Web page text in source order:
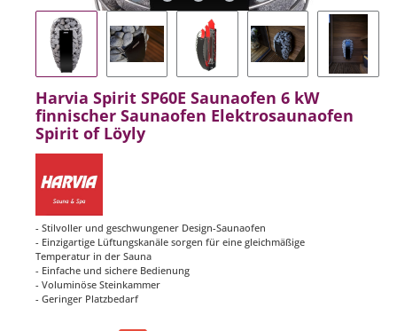
Harvia Spirit SP60E Saunaofen 6 kW
finnischer Saunaofen Elektrosaunaofen
Spirit of Löyly
- Stilvoller und geschwungener Design-Saunaofen
- Einzigartige Lüftungskanäle sorgen für eine gleichmäßige
Temperatur in der Sauna
- Einfache und sichere Bedienung
- Voluminöse Steinkammer
- Geringer Platzbedarf